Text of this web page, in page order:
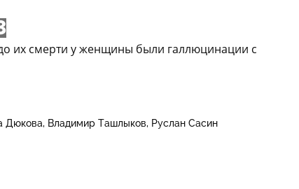
их смерти у женщины были галлюцинации с
Дюкова Владимир Ташлыков Руслан Сасин